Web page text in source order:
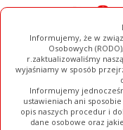
Informujemy, że w
Osobowych
r.zaktualizowaliśmy naszą
wyjaśniamy w sposób
Informujemy
ustawieniach ani
opis naszych procedur i
dane osobowe oraz
Ogłoszenia Filmy